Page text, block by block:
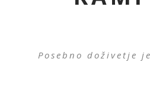
Posebno doživetje